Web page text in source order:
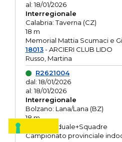
al: 18/01/2026
Interregionale
Calabria: Taverna (CZ)
18 m
Memorial Mattia Scumaci e
18013- ARCIERI CLUB LIDO
Russo, Martina
R2621004
dal: 18/01/2026
al: 18/01/2026
Interregionale
Bolzano: Lana/Lana (BZ)
18 m
O.R. Individuale+Squadre
Campionato provinciale